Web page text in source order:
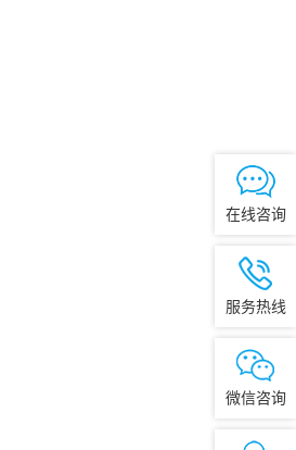
在线咨询
服务热线
微信咨询